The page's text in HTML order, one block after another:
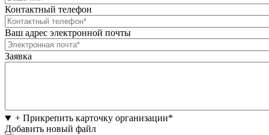
Контактный телефон
Ваш адрес электронной почты
Заявка
+ Прикрепить карточку организации*
Добавить новый файл